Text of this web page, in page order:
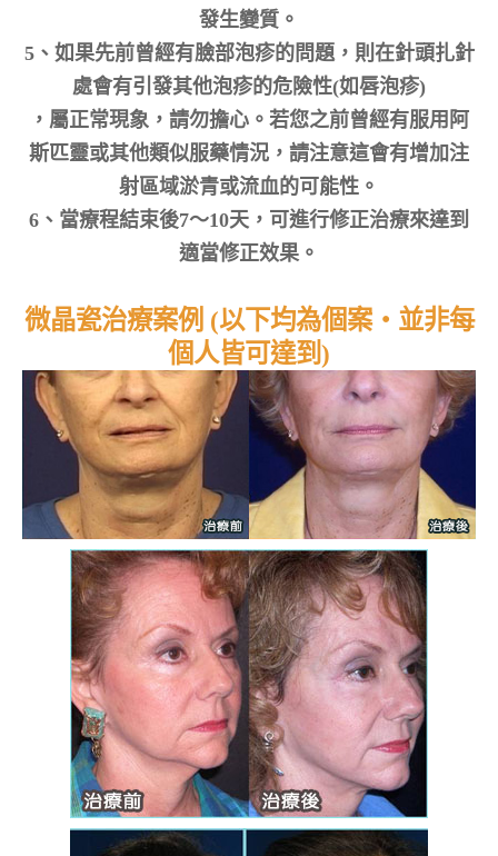
發生變質。
5、如果先前曾經有臉部泡疹的問題，則在針頭扎針
處會有引發其他泡疹的危險性(如唇泡疹)
，屬正常現象，請勿擔心。若您之前曾經有服用阿
斯匹靈或其他類似服藥情況，請注意這會有增加注
射區域淤青或流血的可能性。
6、當療程結束後7～10天，可進行修正治療來達到
適當修正效果。
微晶瓷治療案例 (以下均為個案‧並非每
個人皆可達到)